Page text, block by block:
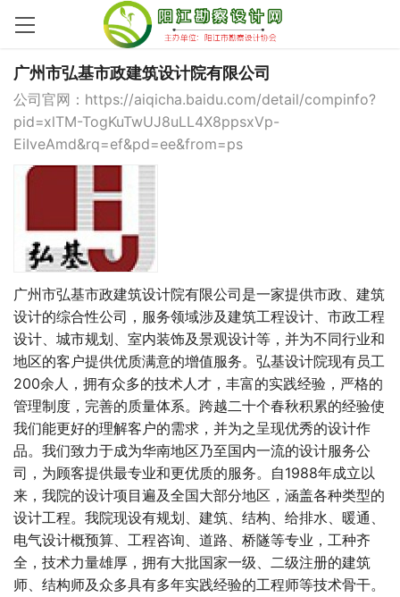
广州市弘基市政建筑设计院有限公司
公司官网： https://aiqicha.baidu.com/detail/compinfo?
pid=xlTM-TogKuTwUJ8uLL4X8ppsxVp-
EiIveAmd&rq=ef&pd=ee&from=ps
广州市弘基市政建筑设计院有限公司是一家提供市政、建筑
设计的综合性公司，服务领域涉及建筑工程设计、市政工程
设计、城市规划、室内装饰及景观设计等，并为不同行业和
地区的客户提供优质满意的增值服务。弘基设计院现有员工
200余人，拥有众多的技术人才，丰富的实践经验，严格的
管理制度，完善的质量体系。跨越二十个春秋积累的经验使
我们能更好的理解客户的需求，并为之呈现优秀的设计作
品。我们致力于成为华南地区乃至国内一流的设计服务公
司，为顾客提供最专业和更优质的服务。自1988年成立以
来，我院的设计项目遍及全国大部分地区，涵盖各种类型的
设计工程。我院现设有规划、建筑、结构、给排水、暖通、
电气设计概预算、工程咨询、道路、桥隧等专业，工种齐
全，技术力量雄厚，拥有大批国家一级、二级注册的建筑
师、结构师及众多具有多年实践经验的工程师等技术骨干。